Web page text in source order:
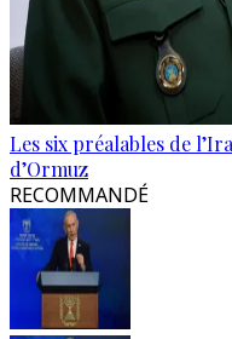
Les six préalables de
d’Ormuz
RECOMMANDÉ